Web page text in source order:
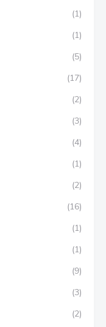
(1)
(1)
(5)
(17)
(2)
(3)
(4)
(1)
(2)
(16)
(1)
(1)
(9)
(3)
(2)